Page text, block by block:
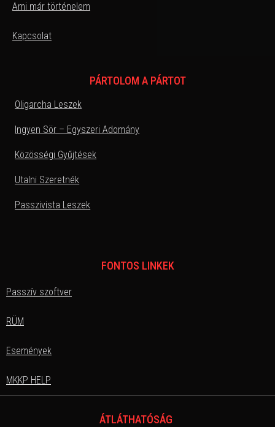
Ami már történelem
Kapcsolat
PÁRTOLOM A PÁRTOT
Oligarcha Leszek
Ingyen Sör – Egyszeri Adomány
Közösségi Gyűjtések
Utalni Szeretnék
Passzivista Leszek
FONTOS LINKEK
Passzív szoftver
RÜM
Események
MKKP HELP
ÁTLÁTHATÓSÁG